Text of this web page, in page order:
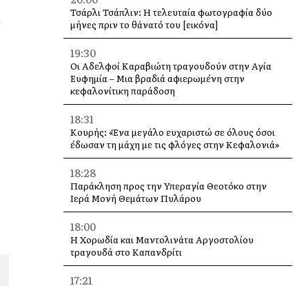
Τσάρλι Τσάπλιν: Η τελευταία φωτογραφία δύο
μήνες πριν το θάνατό του [εικόνα]
19:30
Οι Αδελφοί Καραβιώτη τραγουδούν στην Αγία
Ευφημία – Μια βραδιά αφιερωμένη στην
κεφαλονίτικη παράδοση
18:31
Κουρής: «Ένα μεγάλο ευχαριστώ σε όλους όσοι
έδωσαν τη μάχη με τις φλόγες στην Κεφαλονιά»
18:28
Παράκληση προς την Υπεραγία Θεοτόκο στην
Ιερά Μονή Θεμάτων Πυλάρου
18:00
Η Χορωδία και Μαντολινάτα Αργοστολίου
τραγουδά στο Καπανδρίτι
17:21